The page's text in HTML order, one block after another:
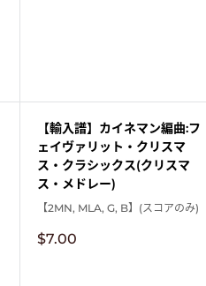
【輸入譜】カイネマン編曲:フ
ェイヴァリット・クリスマ
ス・クラシックス(クリスマ
ス・メドレー)
【2MN, MLA, G, B】(スコアのみ)
販
$7.00